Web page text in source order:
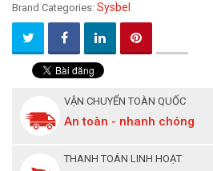
Brand Categories: Sysbel
VẬN CHUYỂN TOÀN QUỐC
An toàn - nhanh chóng
THANH TOÁN LINH HOẠT